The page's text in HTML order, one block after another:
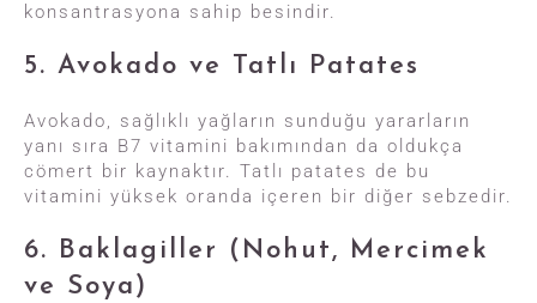
konsantrasyona sahip besindir.
5. Avokado ve Tatlı Patates
Avokado, sağlıklı yağların sunduğu yararların
yanı sıra B7 vitamini bakımından da oldukça
cömert bir kaynaktır. Tatlı patates de bu
vitamini yüksek oranda içeren bir diğer sebzedir.
6. Baklagiller (Nohut, Mercimek
ve Soya)